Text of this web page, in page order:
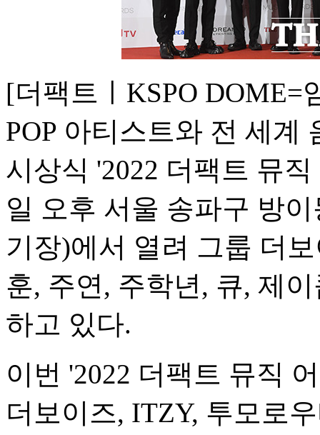
[더팩트ㅣKSPO DOME=
POP 아티스트와 전 세계
시상식 '2022 더팩트 뮤
일 오후 서울 송파구 방
기장)에서 열려 그룹 더
훈, 주연, 주학년, 큐, 제
하고 있다.
이번 '2022 더팩트 뮤직
더보이즈, ITZY, 투모로